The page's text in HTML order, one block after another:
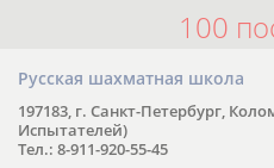
100
Русская шахматная школа
197183, г. Санкт-Петербург,
Испытателей)
Тел.: 8-911-920-55-45